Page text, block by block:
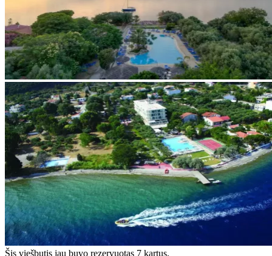
Šis viešbutis jau buvo rezervuotas 7 kartus.